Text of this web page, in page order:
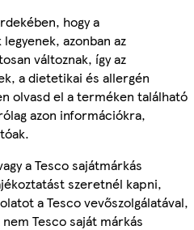
hogy a
azonban az
változnak, így az
a dietetikai és allergén
olvasd el a terméken található
azon információkra,
a Tesco sajátmárkás
szeretnél kapni,
a Tesco vevőszolgálatával,
Tesco saját márkás